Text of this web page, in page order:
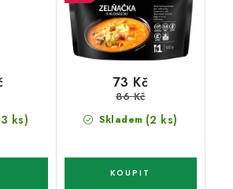
ks) Skladem (2 ks)
73 Kč
86 Kč